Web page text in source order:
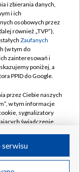
likwidacji
i zbierania danych,
i ich
osobowych przez
również „TVP”),
Zaufanych
(w tym do
zainteresowań i
poniżej, a
PPID do Google.
przez Ciebie naszych
w tym informacje
sygnalizatory
świadczenie
przez Ciebie